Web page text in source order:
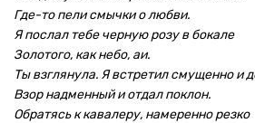
Где-то пели смычки о любви.
Я послал тебе черную розу в бокале
Золотого, как небо, аи.
Ты взглянула. Я встретил смущенно и
Взор надменный и отдал поклон.
Обратясь к кавалеру, намеренно резко